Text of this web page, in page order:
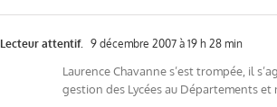
Lecteur attentif. 9 décembre 2007 à 19 h 28 min
Laurence Chavanne s’est trompée, il
gestion des Lycées au Départements et